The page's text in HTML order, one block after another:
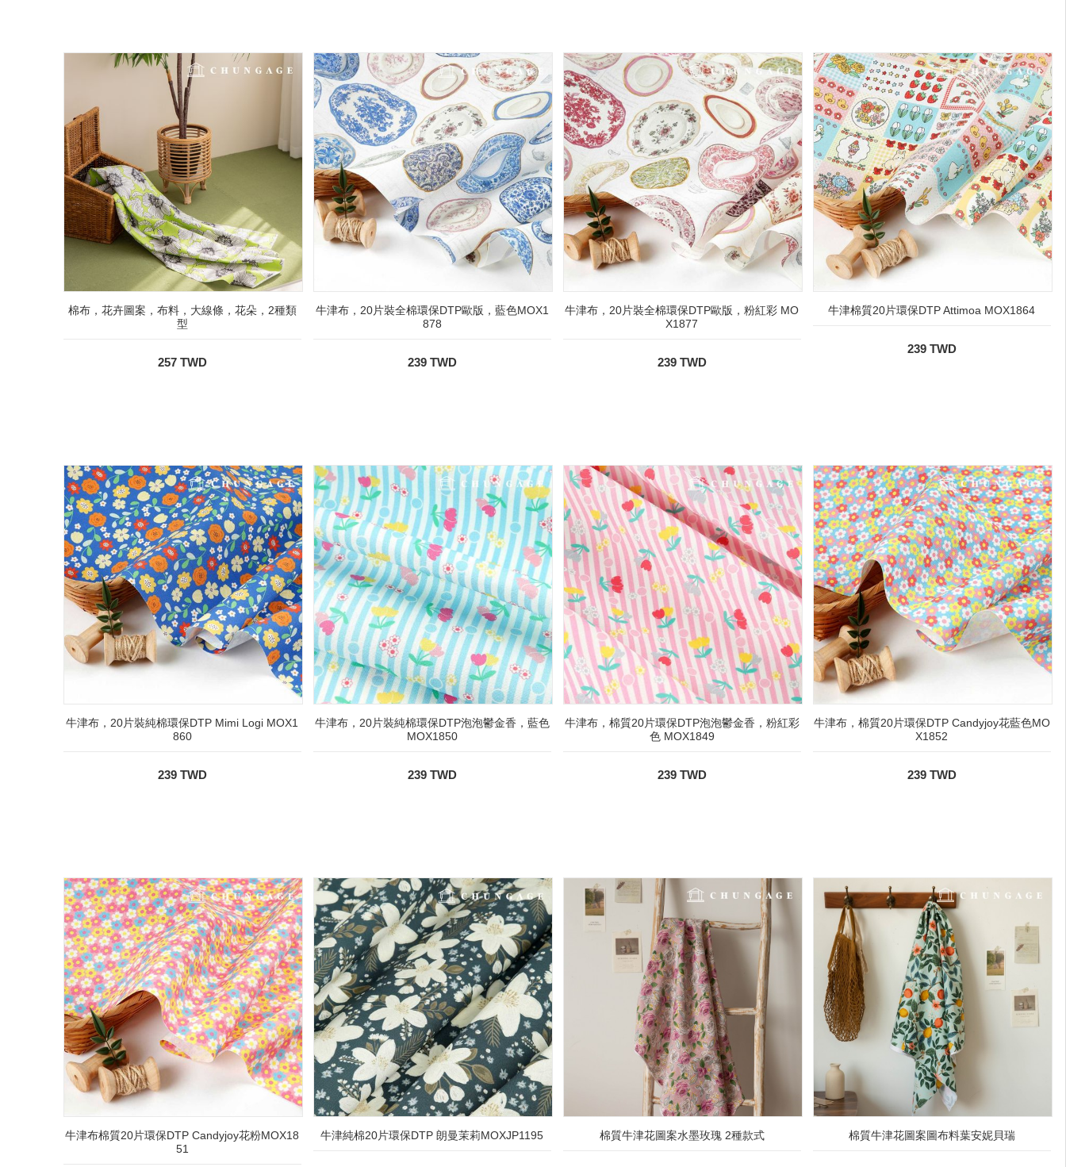
棉布，花卉圖案，布料，大線條，花朵，2種類
型
257 TWD
牛津布，20片裝全棉環保DTP歐版，藍色MOX1
878
239 TWD
牛津布，20片裝全棉環保DTP歐版，粉紅彩 MO
X1877
239 TWD
牛津棉質20片環保DTP Attimoa MOX1864
239 TWD
牛津布，20片裝純棉環保DTP Mimi Logi MOX1
860
239 TWD
牛津布，20片裝純棉環保DTP泡泡鬱金香，藍色
MOX1850
239 TWD
牛津布，棉質20片環保DTP泡泡鬱金香，粉紅彩
色 MOX1849
239 TWD
牛津布，棉質20片環保DTP Candyjoy花藍色MO
X1852
239 TWD
牛津布棉質20片環保DTP Candyjoy花粉MOX18
51
牛津純棉20片環保DTP 朗曼茉莉MOXJP1195 棉質牛津花圖案水墨玫瑰 2種款式 棉質牛津花圖案圖布料葉安妮貝瑞